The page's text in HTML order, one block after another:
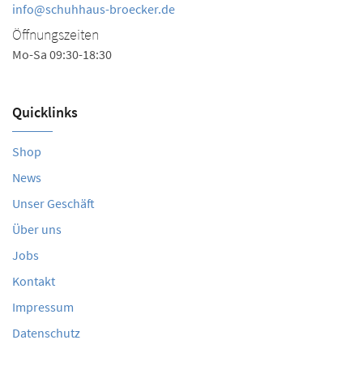
info@schuhhaus-broecker.de
Öffnungszeiten
Mo-Sa 09:30-18:30
Quicklinks
Shop
News
Unser Geschäft
Über uns
Jobs
Kontakt
Impressum
Datenschutz